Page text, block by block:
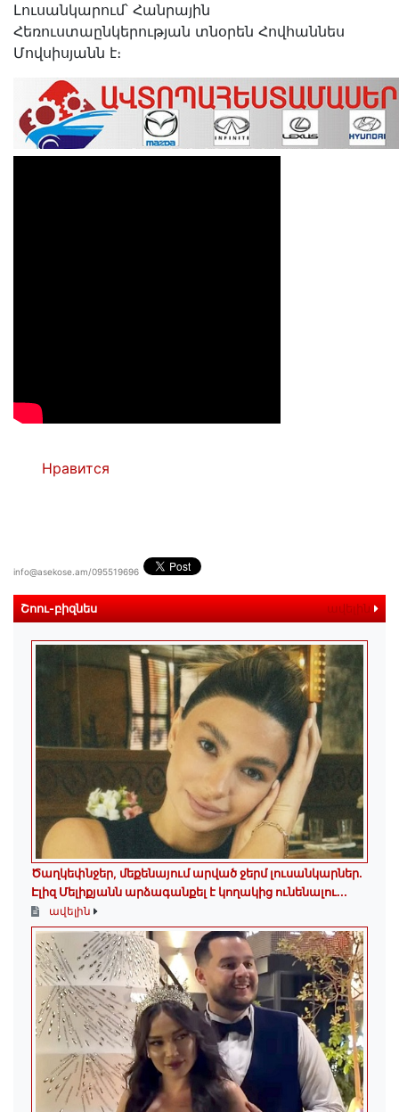
Լուսանկարում՝ Հանրային
Հեռուստաընկերության տնօրեն Հովհաննես
Մովսիսյանն է։
Нравится
info@asekose.am/095519696
Շոու-բիզնես ավելին
Ծաղկեփնջեր, մեքենայում արված ջերմ լուսանկարներ.
Էլիզ Մելիքյանն արձագանքել է կողակից ունենալու...
ավելին